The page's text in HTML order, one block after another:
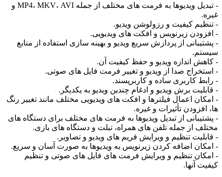
- تبدیل ویدیوها به فرمت های مختلف از جمله MP4، MKV، AVI و
غیره.
- تنظیم کیفیت و رزولوشن ویدیو.
- افزودن زیرنویس و افکت های ویدیویی.
- پشتیبانی از پردازش سریع ویدیو و بهینه سازی استفاده از منابع
سیستم.
- کاهش اندازه ویدیو و حفظ کیفیت آن.
- استخراج صدا از ویدیو و تغییر فرمت فایل های صوتی.
- رابط کاربری ساده و کاربرپسند.
- قابلیت برش ویدیو و ادغام چندین ویدیو به یکدیگر.
- امکان اعمال فیلترها و افکت های ویدیویی مختلف مانند تغییر رنگ
ها، افزودن تأثیرات و غیره.
- پشتیبانی از تبدیل ویدیوها به فرمت های مختلف برای دستگاه های
مختلف از جمله تلفن های همراه، تبلت و دستگاه های بازی.
- قابلیت تنظیم و ویرایش فریم های ویدیو و تصاویر.
- امکان اضافه کردن زیرنویس به ویدیوها به صورت آسان و سریع.
- امکان تنظیم و ویرایش فرمت های فایل های صوتی و تنظیم
کیفیت آنها.